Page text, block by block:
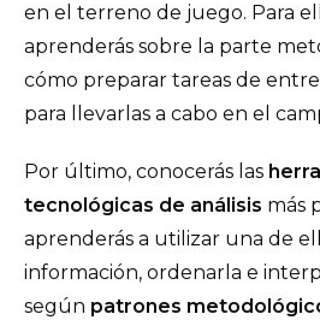
en el terreno de juego. Para
aprenderás sobre la parte
cómo preparar tareas de
para llevarlas a cabo en el
Por último, conocerás las
tecnológicas de análisis más
aprenderás a utilizar una de
información, ordenarla e
según patrones